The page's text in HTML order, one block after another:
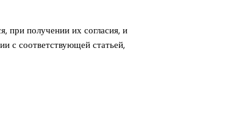
при получении их согласия, и
с соответствующей статьей,